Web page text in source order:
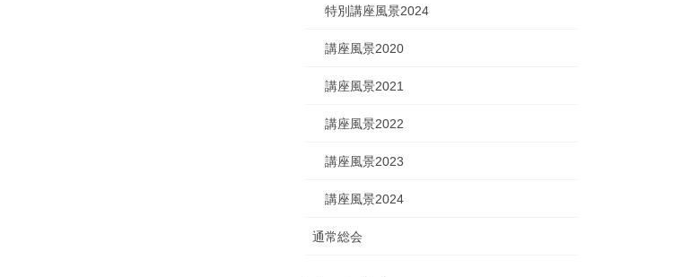
特別講座風景2024
講座風景2020
講座風景2021
講座風景2022
講座風景2023
講座風景2024
通常総会